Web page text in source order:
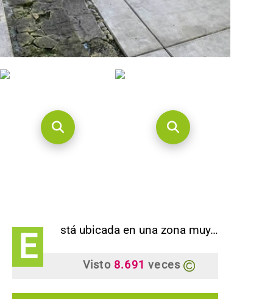
E stá ubicada en una zona muy…
Visto 8.691 veces